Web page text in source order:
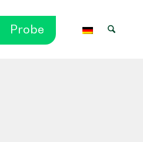
Probe